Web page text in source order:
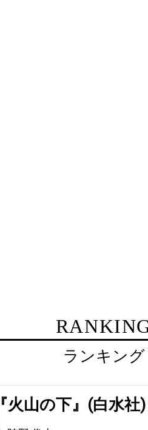
ランキング
『火山の下』(白水社)